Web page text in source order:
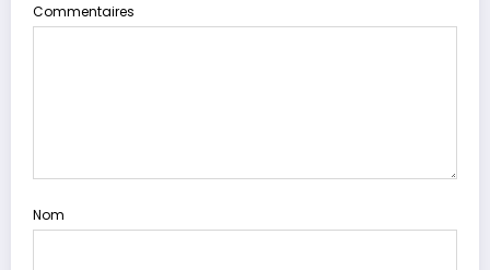
Commentaires
Nom